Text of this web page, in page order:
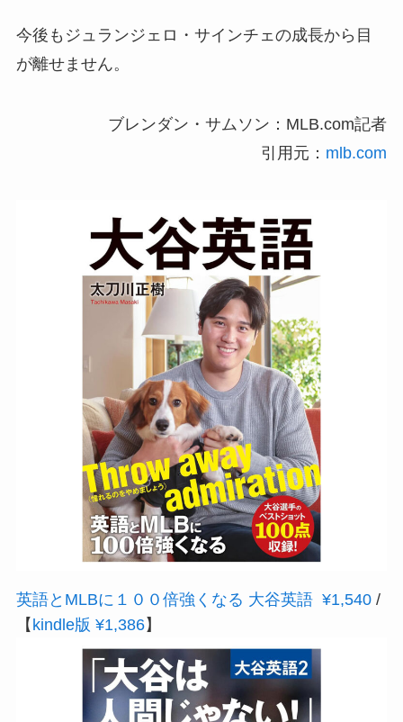
今後もジュランジェロ・サインチェの成長から目
が離せません。
ブレンダン・サムソン：MLB.com記者
引用元： mlb.com
英語とMLBに１００倍強くなる 大谷英語 ¥1,540/
【 kindle版 ¥1,386】